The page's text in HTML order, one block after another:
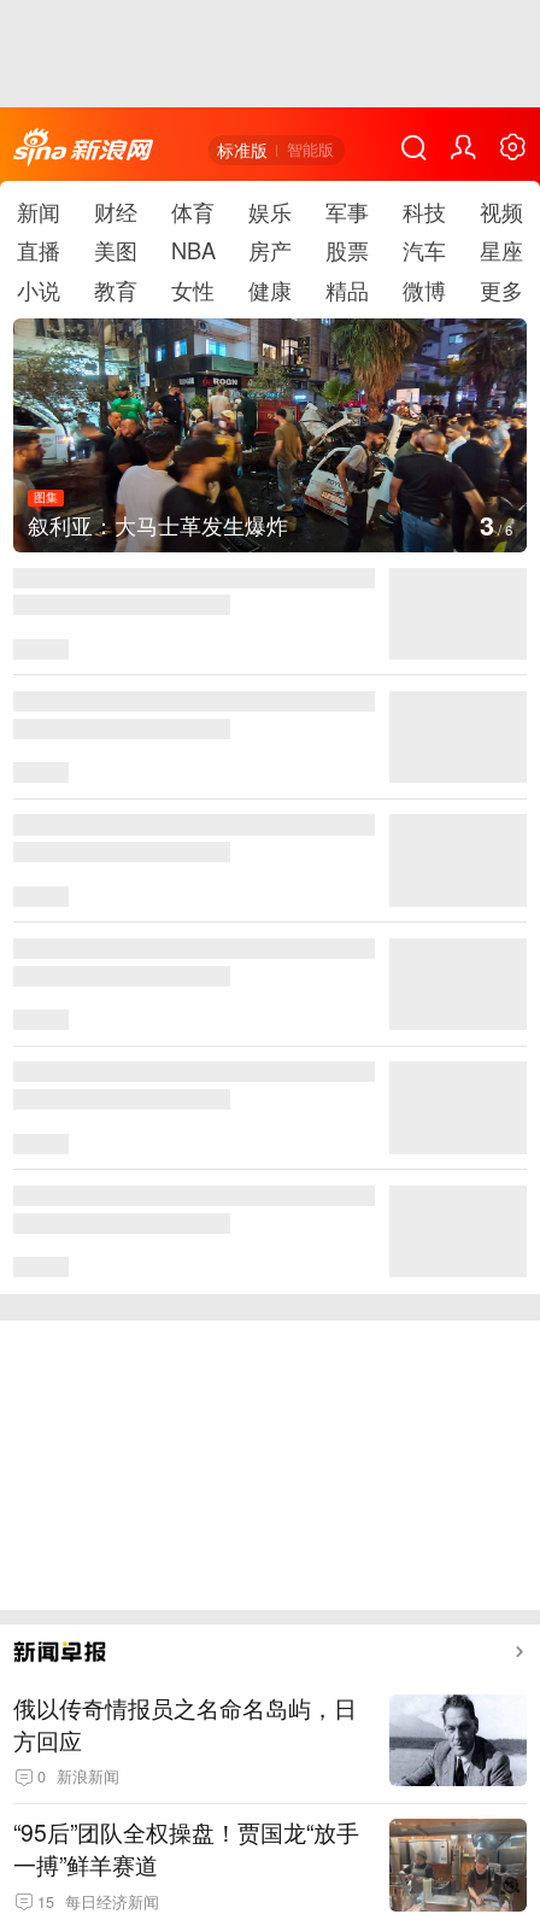
标准版 智能版
新闻 财经 体育 娱乐 军事 科技
视频
直播
美图 NBA 房产 股票 汽车
星座
小说
教育 女性 健康 精品 微博 更多
图集
叙利亚：大马士革发生爆炸 3/6
俄以传奇情报员之名命名岛屿，日
方回应
0 新浪新闻
“95后”团队全权操盘！贾国龙“放手
一搏”鲜羊赛道
15 每日经济新闻